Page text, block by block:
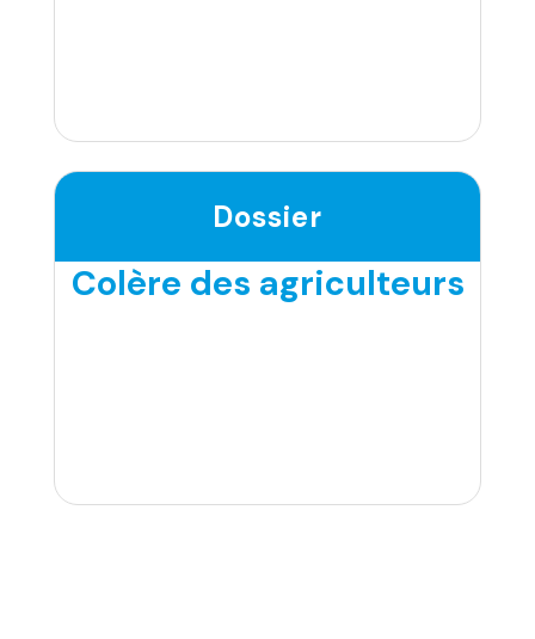
Dossier
Colère des agriculteurs